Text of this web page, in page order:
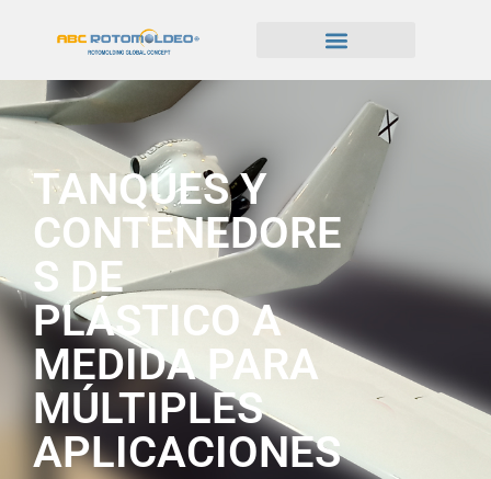
TANQUES Y
CONTENEDORE
S DE
PLÁSTICO A
MEDIDA PARA
MÚLTIPLES
APLICACIONES